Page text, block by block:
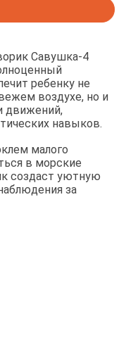
Савушка-4
ребенку не
воздухе, но и
движений,
навыков.
малого
в морские
создаст уютную
за